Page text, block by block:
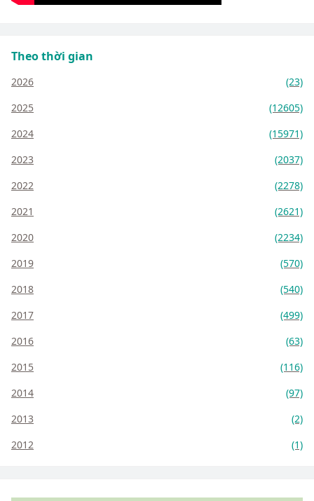
Theo thời gian
2026
(23)
2025
(12605)
2024
(15971)
2023
(2037)
2022
(2278)
2021
(2621)
2020
(2234)
2019
(570)
2018
(540)
2017
(499)
2016
(63)
2015
(116)
2014
(97)
2013
(2)
2012
(1)